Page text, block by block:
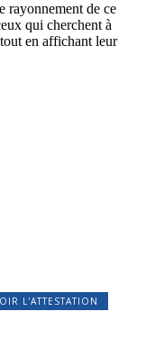
rayonnement de ce
qui cherchent à
en affichant leur
L'ATTESTATION